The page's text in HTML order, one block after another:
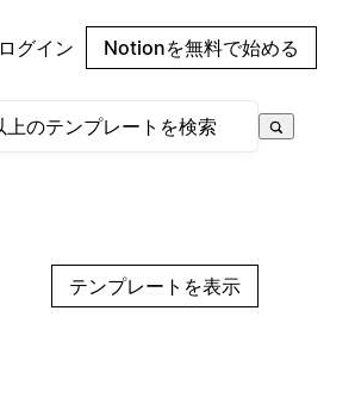
ログイン Notionを無料で始める
テンプレートを表示